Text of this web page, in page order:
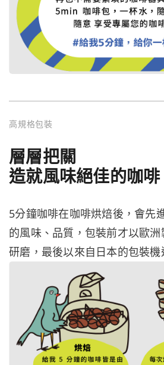
高規格包裝
層層把關
造就風味絕佳的咖啡
5分鐘咖啡在咖啡烘焙後，會先
的風味、品質，包裝前才以歐
研磨，最後以來自日本的包裝機